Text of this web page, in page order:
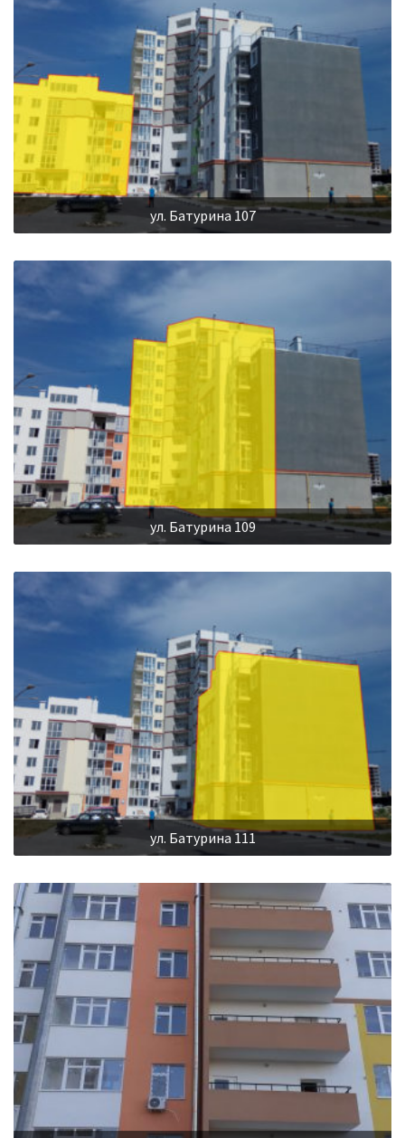
ул. Батурина 107
ул. Батурина 109
ул. Батурина 111